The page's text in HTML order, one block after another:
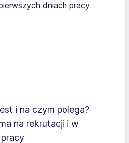
i na czym polega?
na rekrutacji i w